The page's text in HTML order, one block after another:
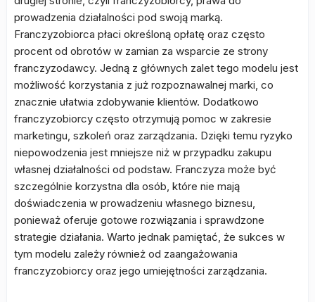
prowadzenia działalności pod swoją marką.
Franczyzobiorca płaci określoną opłatę oraz często
procent od obrotów w zamian za wsparcie ze strony
franczyzodawcy. Jedną z głównych zalet tego modelu jest
możliwość korzystania z już rozpoznawalnej marki, co
znacznie ułatwia zdobywanie klientów. Dodatkowo
franczyzobiorcy często otrzymują pomoc w zakresie
marketingu, szkoleń oraz zarządzania. Dzięki temu ryzyko
niepowodzenia jest mniejsze niż w przypadku zakupu
własnej działalności od podstaw. Franczyza może być
szczególnie korzystna dla osób, które nie mają
doświadczenia w prowadzeniu własnego biznesu,
ponieważ oferuje gotowe rozwiązania i sprawdzone
strategie działania. Warto jednak pamiętać, że sukces w
tym modelu zależy również od zaangażowania
franczyzobiorcy oraz jego umiejętności zarządzania.